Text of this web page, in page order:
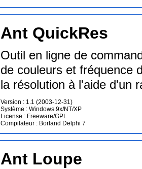
Ant QuickRes
Outil en ligne de
de couleurs et fréquence
la résolution à l'aide d'un
Version : 1.1 (2003-12-31)
Système : Windows 9x/NT/XP
License : Freeware/GPL
Compilateur : Borland Delphi 7
Ant Loupe